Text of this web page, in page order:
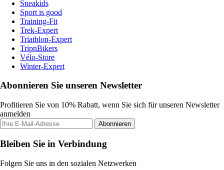
Sneakids
Sport is good
Training-Fit
Trek-Expert
Triathlon-Expert
TripnBikers
Vélo-Store
Winter-Expert
Abonnieren Sie unseren Newsletter
Profitieren Sie von 10% Rabatt, wenn Sie sich für unseren Newsletter
anmelden
Abonnieren
Bleiben Sie in Verbindung
Folgen Sie uns in den sozialen Netzwerken